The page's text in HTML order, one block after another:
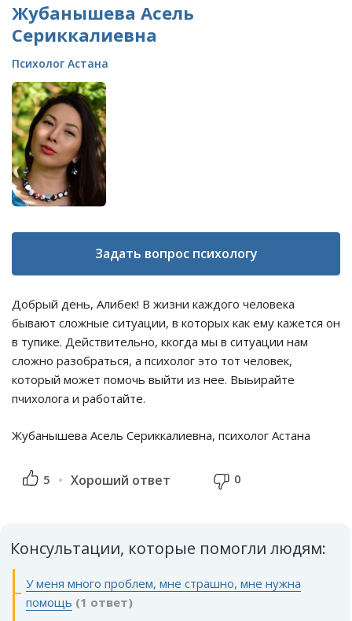
Жубанышева Асель
Сериккалиевна
Психолог Астана
Задать вопрос психологу
Добрый день, Алибек! В жизни каждого человека
бывают сложные ситуации, в которых как ему кажется он
в тупике. Действительно, ккогда мы в ситуации нам
сложно разобраться, а психолог это тот человек,
который может помочь выйти из нее. Выьирайте
пчихолога и работайте.
Жубанышева Асель Сериккалиевна, психолог Астана
5 Хороший ответ 0
Консультации, которые помогли людям:
У меня много проблем, мне страшно, мне нужна
помощь (1 ответ)